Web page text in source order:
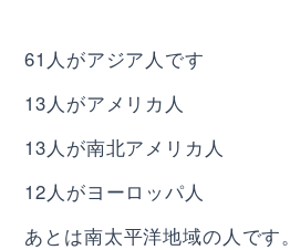
61人がアジア人です
13人がアメリカ人
13人が南北アメリカ人
12人がヨーロッパ人
あとは南太平洋地域の人です。